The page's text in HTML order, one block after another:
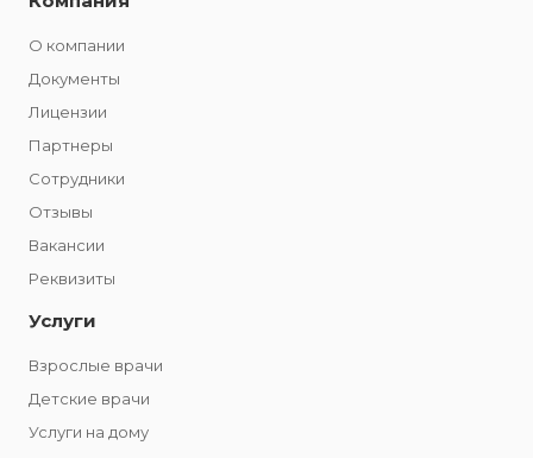
О компании
Документы
Лицензии
Партнеры
Сотрудники
Отзывы
Вакансии
Реквизиты
Услуги
Взрослые врачи
Детские врачи
Услуги на дому